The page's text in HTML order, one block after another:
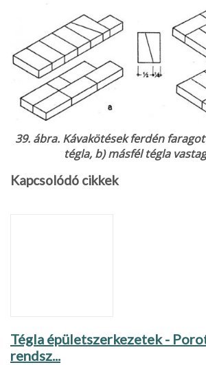
39. ábra. Kávakötések ferdén
tégla, b) másfél tégla
Kapcsolódó cikkek
Tégla épületszerkezetek -
rendsz...